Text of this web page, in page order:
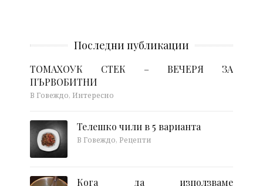
Последни публикации
ТОМАХОУК СТЕК – ВЕЧЕРЯ ЗА
ПЪРВОБИТНИ
В Говеждо, Интересно
Телешко чили в 5 варианта
В Говеждо, Рецепти
Кога да използваме